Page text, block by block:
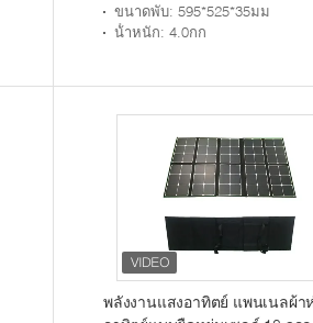
ขนาดพับ: 595*525*35มม
น้ําหนัก: 4.0กก
พลังงานแสงอาทิตย์ แพนเนลผ้า